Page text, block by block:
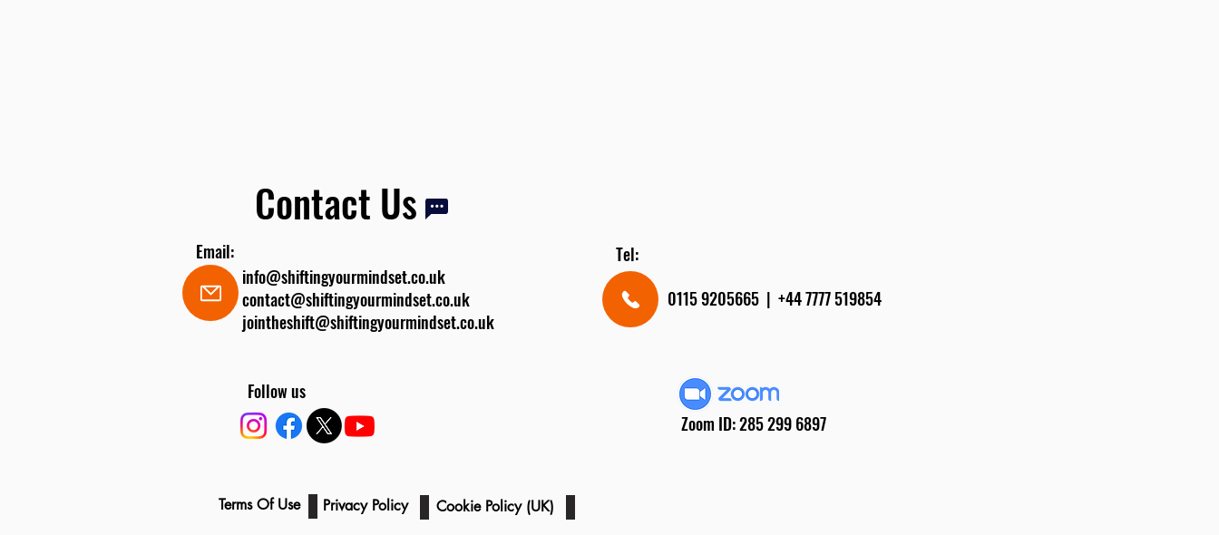
Contact Us
Email:
info@shiftingyourmindset.co.uk
contact@shiftingyourmindset.co.uk
jointheshift@shiftingyourmindset.co.uk
Follow us
Tel:
0115 9205665 | +44 7777 519854
Zoom ID: 285 299 6897
Terms Of Use Privacy Policy Cookie Policy (UK)